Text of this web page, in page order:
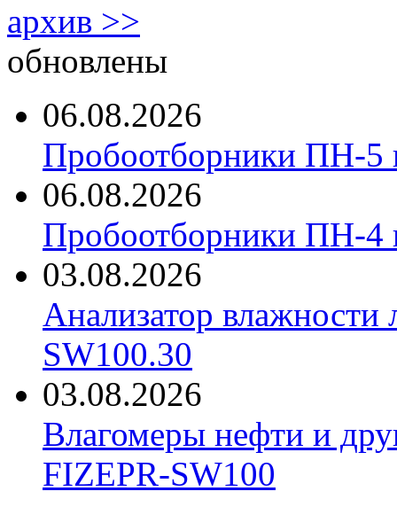
архив >>
обновлены
06.08.2026
Пробоотборники ПН-
06.08.2026
Пробоотборники ПН-
03.08.2026
Анализатор
SW100.30
03.08.2026
Влагомеры нефти и
FIZEPR-SW100